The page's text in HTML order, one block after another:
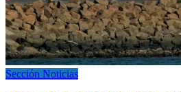
Sección Noticias